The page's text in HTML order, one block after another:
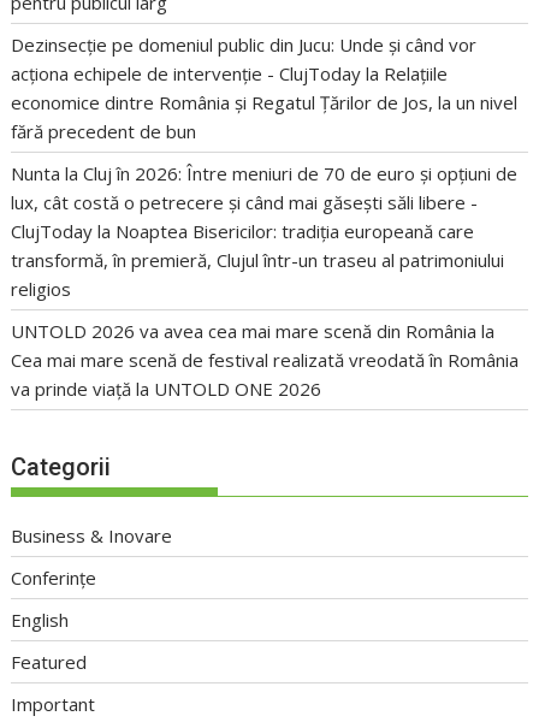
Dezinsecție pe domeniul public din Jucu: Unde și când vor
acționa echipele de intervenție - ClujToday la Relațiile
economice dintre România și Regatul Țărilor de Jos, la un nivel
fără precedent de bun
Nunta la Cluj în 2026: Între meniuri de 70 de euro și opțiuni de
lux, cât costă o petrecere și când mai găsești săli libere -
ClujToday la Noaptea Bisericilor: tradiția europeană care
transformă, în premieră, Clujul într-un traseu al patrimoniului
religios
UNTOLD 2026 va avea cea mai mare scenă din România la
Cea mai mare scenă de festival realizată vreodată în România
va prinde viață la UNTOLD ONE 2026
Categorii
Business & Inovare
Conferințe
English
Featured
Important